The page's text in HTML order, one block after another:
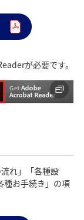
が必要です。
れ」「各種設
種お手続き」の項